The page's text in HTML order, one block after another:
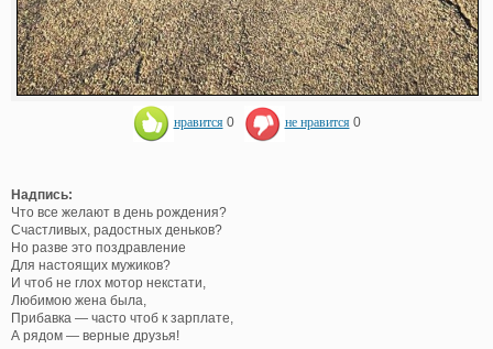
нравится 0 не нравится 0
Надпись:
Что все желают в день рождения?
Счастливых, радостных деньков?
Но разве это поздравление
Для настоящих мужиков?
И чтоб не глох мотор некстати,
Любимою жена была,
Прибавка — часто чтоб к зарплате,
А рядом — верные друзья!